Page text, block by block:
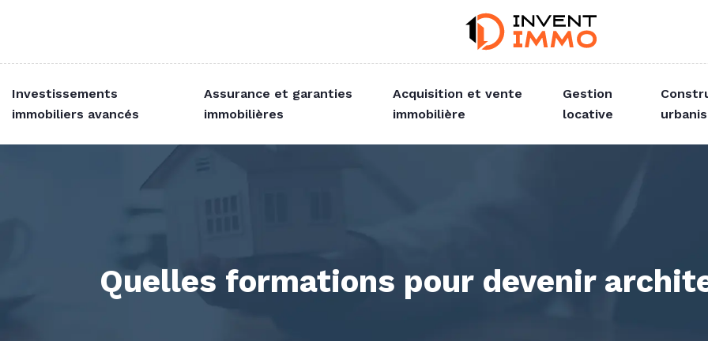
Investissements
immobiliers avancés
Assurance et garanties
immobilières
Acquisition et vente
immobilière
Gestion
locative
Quelles formations pour devenir